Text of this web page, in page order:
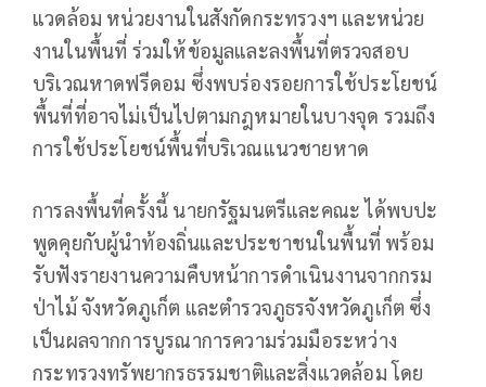
แวดล้อม หน่วยงานในสังกัดกระทรวงฯ และหน่วย
งานในพื้นที่ ร่วมให้ข้อมูลและลงพื้นที่ตรวจสอบ
บริเวณหาดฟรีดอม ซึ่งพบร่องรอยการใช้ประโยชน์
พื้นที่ที่อาจไม่เป็นไปตามกฎหมายในบางจุด รวมถึง
การใช้ประโยชน์พื้นที่บริเวณแนวชายหาด
การลงพื้นที่ครั้งนี้ นายกรัฐมนตรีและคณะ ได้พบปะ
พูดคุยกับผู้นำท้องถิ่นและประชาชนในพื้นที่ พร้อม
รับฟังรายงานความคืบหน้าการดำเนินงานจากกรม
ป่าไม้ จังหวัดภูเก็ต และตำรวจภูธรจังหวัดภูเก็ต ซึ่ง
เป็นผลจากการบูรณาการความร่วมมือระหว่าง
กระทรวงทรัพยากรธรรมชาติและสิ่งแวดล้อม โดย